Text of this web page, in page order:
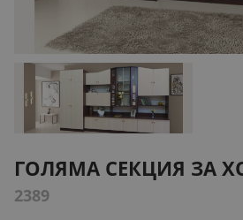
ГОЛЯМА СЕКЦИЯ ЗА
2389